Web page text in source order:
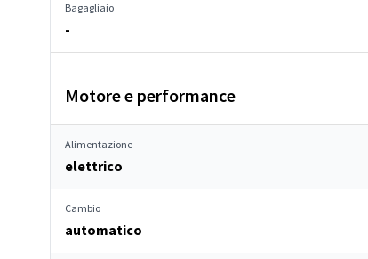
Bagagliaio
-
Motore e performance
Alimentazione
elettrico
Cambio
automatico